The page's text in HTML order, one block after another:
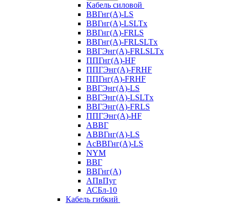
Кабель силовой
ВВГнг(А)-LS
ВВГнг(А)-LSLTx
ВВГнг(А)-FRLS
ВВГнг(А)-FRLSLTx
ВВГЭнг(А)-FRLSLTx
ППГнг(А)-HF
ППГЭнг(А)-FRHF
ППГнг(А)-FRHF
ВВГЭнг(А)-LS
ВВГЭнг(А)-LSLTx
ВВГЭнг(А)-FRLS
ППГЭнг(А)-HF
АВВГ
АВВГнг(А)-LS
АсВВГнг(А)-LS
NYM
ВВГ
ВВГнг(А)
АПвПуг
АСБл-10
Кабель гибкий